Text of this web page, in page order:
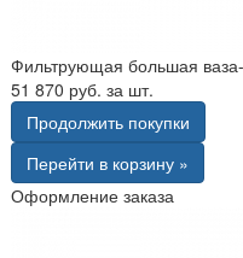
Фильтрующая большая
51 870 руб. за шт.
Продолжить покупки
Перейти в корзину »
Оформление заказа